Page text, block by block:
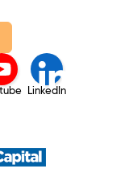
LinkedIn